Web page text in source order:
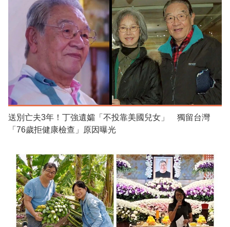
送別亡夫3年！丁強遺孀「不投靠美國兒女」 獨留台灣
「76歲拒健康檢查」原因曝光